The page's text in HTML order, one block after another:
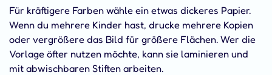
Für kräftigere Farben wähle ein etwas dickeres Papier.
Wenn du mehrere Kinder hast, drucke mehrere Kopien
oder vergrößere das Bild für größere Flächen. Wer die
Vorlage öfter nutzen möchte, kann sie laminieren und
mit abwischbaren Stiften arbeiten.